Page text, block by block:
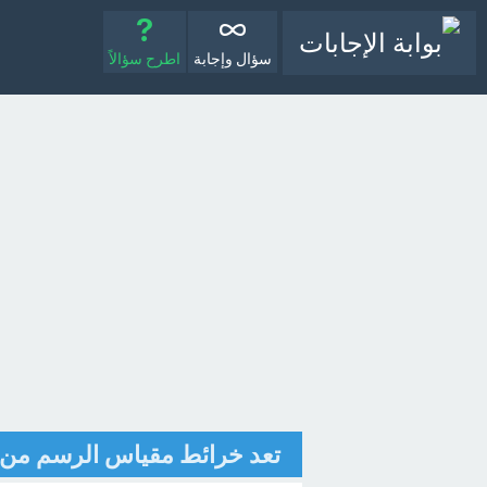
سؤال وإجابة اطرح سؤالاً
تعد خرائط مقياس الرسم من